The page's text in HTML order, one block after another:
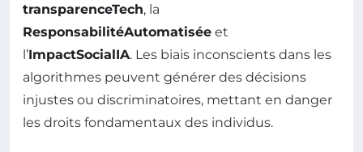
transparenceTech, la
ResponsabilitéAutomatisée et
l’ImpactSocialIA. Les biais inconscients dans les
algorithmes peuvent générer des décisions
injustes ou discriminatoires, mettant en danger
les droits fondamentaux des individus.